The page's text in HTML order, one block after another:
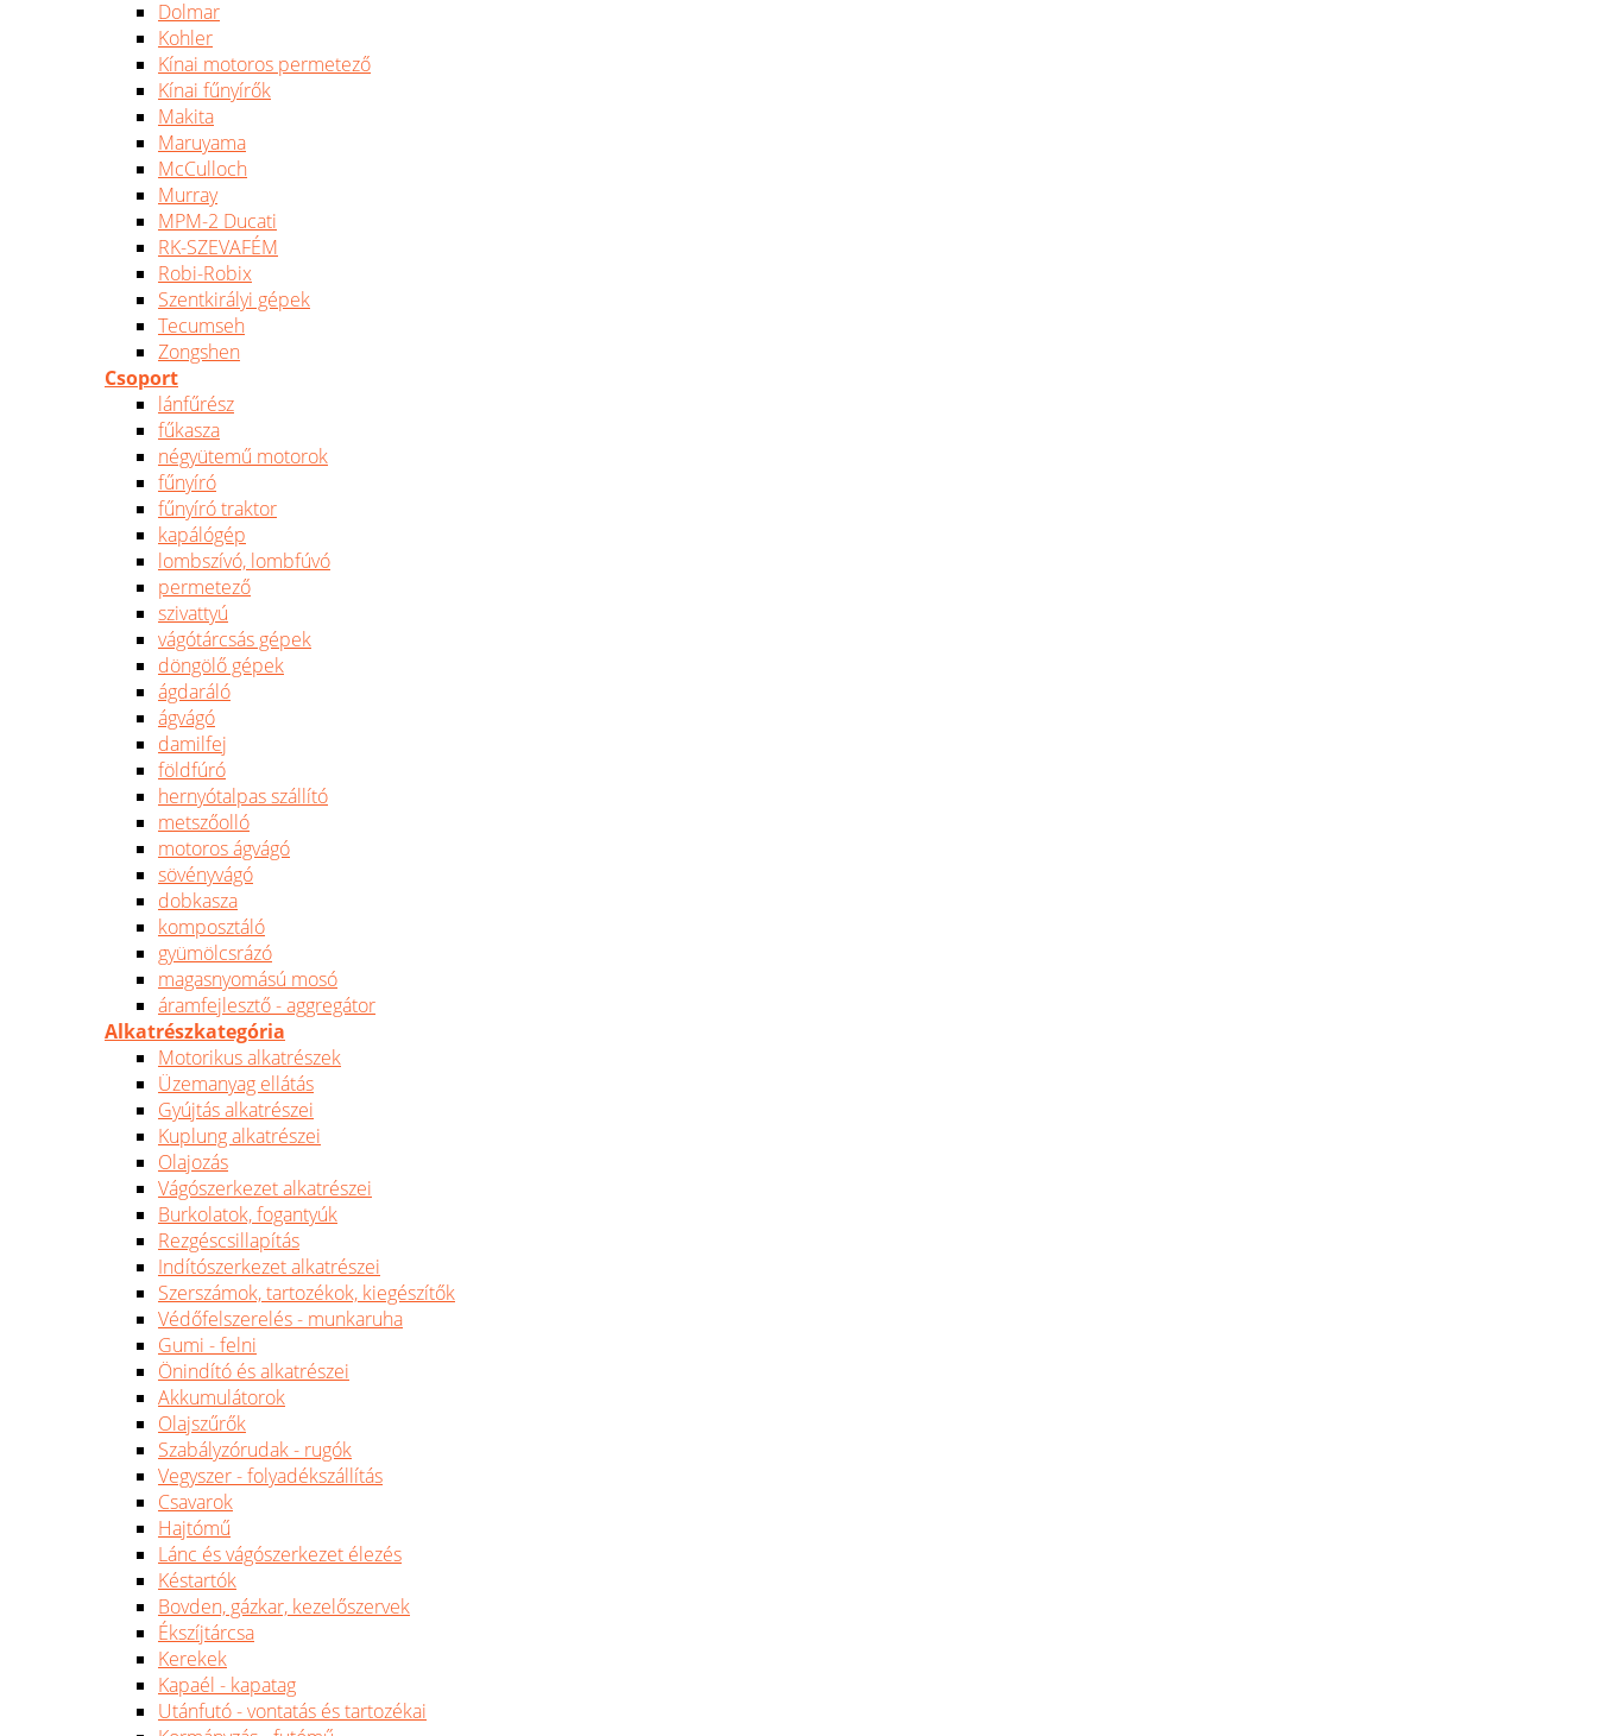
Dolmar
Kohler
Kínai motoros permetező
Kínai fűnyírők
Makita
Maruyama
McCulloch
Murray
MPM-2 Ducati
RK-SZEVAFÉM
Robi-Robix
Szentkirályi gépek
Tecumseh
Zongshen
Csoport
lánfűrész
fűkasza
négyütemű motorok
fűnyíró
fűnyíró traktor
kapálógép
lombszívó, lombfúvó
permetező
szivattyú
vágótárcsás gépek
döngölő gépek
ágdaráló
ágvágó
damilfej
földfúró
hernyótalpas szállító
metszőolló
motoros ágvágó
sövényvágó
dobkasza
komposztáló
gyümölcsrázó
magasnyomású mosó
áramfejlesztő - aggregátor
Alkatrészkategória
Motorikus alkatrészek
Üzemanyag ellátás
Gyújtás alkatrészei
Kuplung alkatrészei
Olajozás
Vágószerkezet alkatrészei
Burkolatok, fogantyúk
Rezgéscsillapítás
Indítószerkezet alkatrészei
Szerszámok, tartozékok, kiegészítők
Védőfelszerelés - munkaruha
Gumi - felni
Önindító és alkatrészei
Akkumulátorok
Olajszűrők
Szabályzórudak - rugók
Vegyszer - folyadékszállítás
Csavarok
Hajtómű
Lánc és vágószerkezet élezés
Késtartók
Bovden, gázkar, kezelőszervek
Ékszíjtárcsa
Kerekek
Kapaél - kapatag
Utánfutó - vontatás és tartozékai